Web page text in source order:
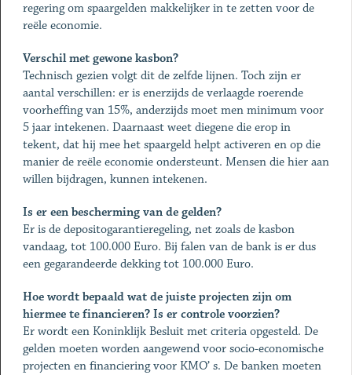
regering om spaargelden makkelijker in te zetten voor de
reële economie.
Verschil met gewone kasbon?
Technisch gezien volgt dit de zelfde lijnen. Toch zijn er
aantal verschillen: er is enerzijds de verlaagde roerende
voorheffing van 15%, anderzijds moet men minimum voor
5 jaar intekenen. Daarnaast weet diegene die erop in
tekent, dat hij mee het spaargeld helpt activeren en op die
manier de reële economie ondersteunt. Mensen die hier aan
willen bijdragen, kunnen intekenen.
Is er een bescherming van de gelden?
Er is de depositogarantieregeling, net zoals de kasbon
vandaag, tot 100.000 Euro. Bij falen van de bank is er dus
een gegarandeerde dekking tot 100.000 Euro.
Hoe wordt bepaald wat de juiste projecten zijn om
hiermee te financieren? Is er controle voorzien?
Er wordt een Koninklijk Besluit met criteria opgesteld. De
gelden moeten worden aangewend voor socio-economische
projecten en financiering voor KMO’ s. De banken moeten